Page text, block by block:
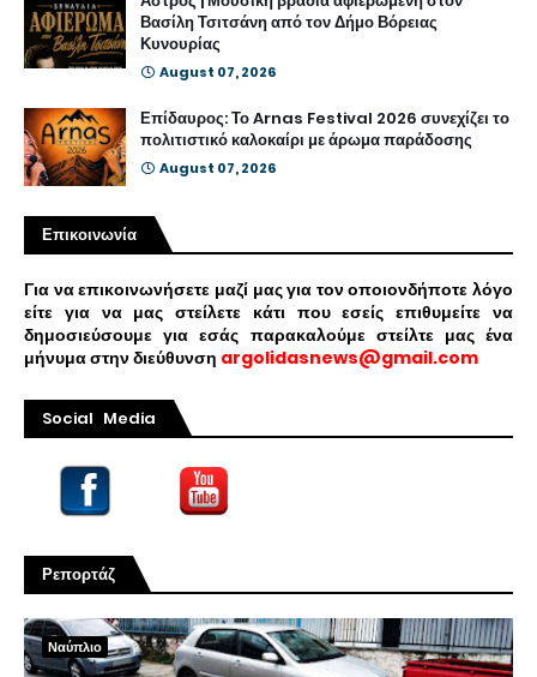
Βασίλη Τσιτσάνη από τον Δήμο Βόρειας
Κυνουρίας
August 07, 2026
Επίδαυρος: Το Arnas Festival 2026 συνεχίζει το
πολιτιστικό καλοκαίρι με άρωμα παράδοσης
August 07, 2026
Επικοινωνία
Για να επικοινωνήσετε μαζί μας για τον οποιονδήποτε λόγο
είτε για να μας στείλετε κάτι που εσείς επιθυμείτε να
δημοσιεύσουμε για εσάς παρακαλούμε στείλτε μας ένα
μήνυμα στην διεύθυνση argolidasnews@gmail.com
Social Media
Ρεπορτάζ
Ναύπλιο